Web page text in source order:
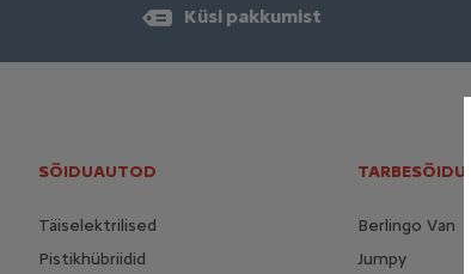
Küsi pakkumist
SÕIDUAUTOD
Täiselektrilised
Pistikhübriidid
Berlingo Van
Jumpy